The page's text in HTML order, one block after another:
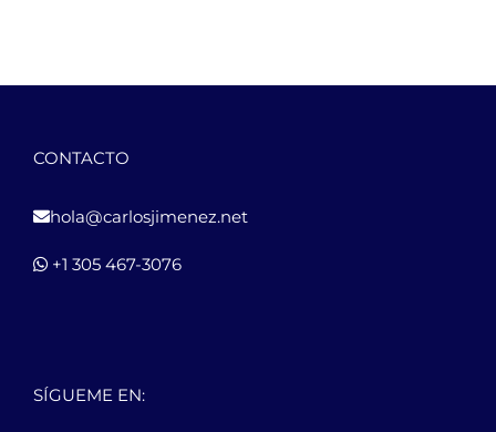
CONTACTO
hola@carlosjimenez.net
+1 305 467-3076
SÍGUEME EN: